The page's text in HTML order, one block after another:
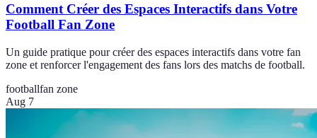
Comment Créer des Espaces Interactifs dans Votre
Football Fan Zone
Un guide pratique pour créer des espaces interactifs dans votre fan
zone et renforcer l'engagement des fans lors des matchs de football.
footballfan zone
Aug 7